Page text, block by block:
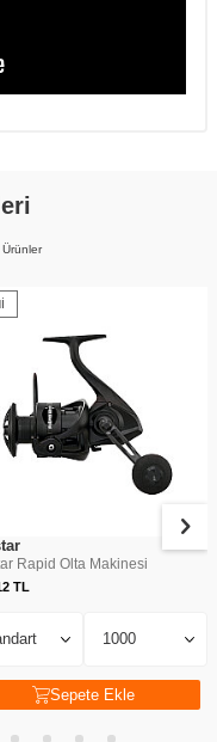
Ürünler
Rapid Olta Makinesi
TL
Sepete Ekle